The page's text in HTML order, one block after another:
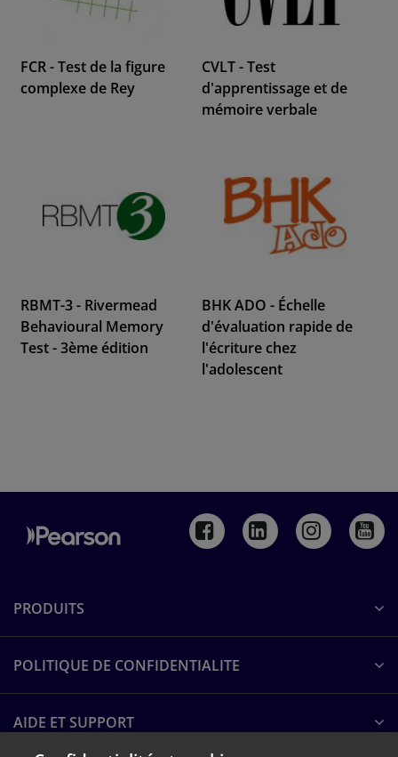
FCR - Test de la figure
complexe de Rey
CVLT - Test
d'apprentissage et de
mémoire verbale
RBMT-3 - Rivermead
Behavioural Memory
Test - 3ème édition
BHK ADO - Échelle
d'évaluation rapide de
l'écriture chez
l'adolescent
PRODUITS
POLITIQUE DE CONFIDENTIALITE
AIDE ET SUPPORT